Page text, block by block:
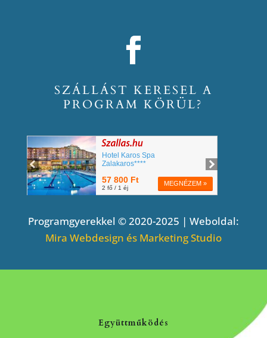
SZÁLLÁST KERESEL A
PROGRAM KÖRÜL?
Programgyerekkel © 2020-2025 | Weboldal:
Mira Webdesign és Marketing Studio
Együttműködés